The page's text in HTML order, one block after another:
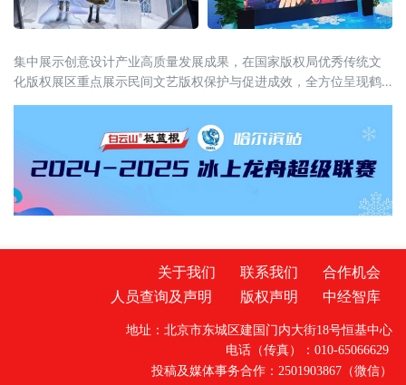
集中展示创意设计产业高质量发展成果，在国家版权局优秀传统文
化版权展区重点展示民间文艺版权保护与促进成效，全方位呈现鹤
关于我们 联系我们
合作机会
人员查询及声明
版权声明 中经智库
地址：北京市东城区建国门内大街18号恒基中心
电话（传真）：010-65066629
投稿及媒体事务合作：2501903867（微信）